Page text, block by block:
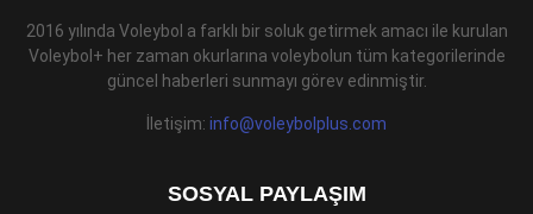
2016 yılında Voleybol a farklı bir soluk getirmek amacı ile kurulan
Voleybol+ her zaman okurlarına voleybolun tüm kategorilerinde
güncel haberleri sunmayı görev edinmiştir.
İletişim: info@voleybolplus.com
SOSYAL PAYLAŞIM